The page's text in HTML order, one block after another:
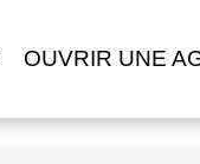
OUVRIR UNE